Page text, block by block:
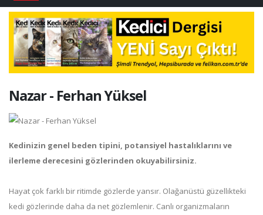
Nazar - Ferhan Yüksel
Kedinizin genel beden tipini, potansiyel hastalıklarını ve
ilerleme derecesini gözlerinden okuyabilirsiniz.
Hayat çok farklı bir ritimde gözlerde yansır. Olağanüstü güzellikteki
kedi gözlerinde daha da net gözlemlenir. Canlı organizmaların